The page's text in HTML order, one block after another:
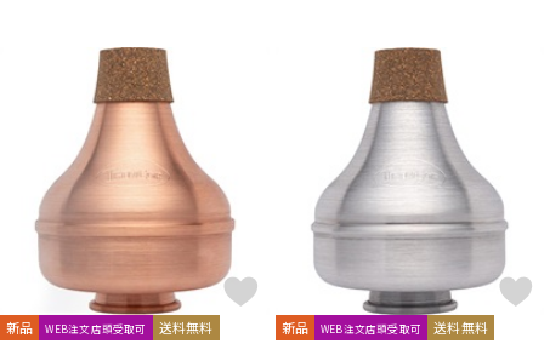
新品 WEB注文店頭受取可 送料無料 新品 WEB注文店頭受取可 送料無料